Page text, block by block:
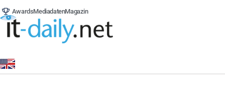
AwardsMediadatenMagazin